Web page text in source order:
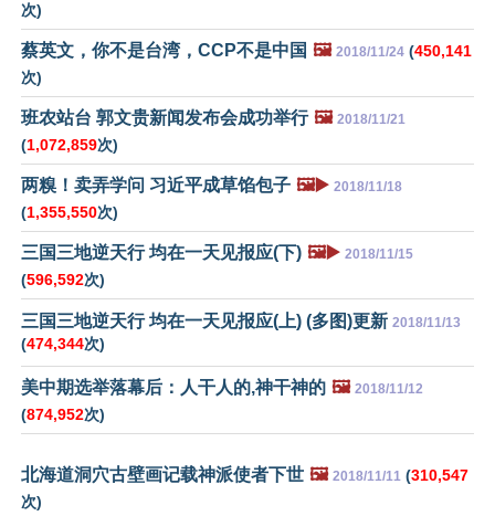
次)
蔡英文，你不是台湾，CCP不是中国 🖼️ 2018/11/24 (450,141
次)
班农站台 郭文贵新闻发布会成功举行 🖼️ 2018/11/21
(1,072,859次)
两糗！卖弄学问 习近平成草馅包子 🖼️▶️ 2018/11/18
(1,355,550次)
三国三地逆天行 均在一天见报应(下) 🖼️▶️ 2018/11/15
(596,592次)
三国三地逆天行 均在一天见报应(上) (多图)更新 2018/11/13
(474,344次)
美中期选举落幕后：人干人的,神干神的 🖼️ 2018/11/12
(874,952次)
北海道洞穴古壁画记载神派使者下世 🖼️ 2018/11/11 (310,547
次)